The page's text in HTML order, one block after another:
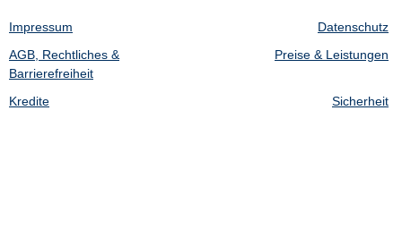
Impressum
Datenschutz
AGB, Rechtliches &
Barrierefreiheit
Preise & Leistungen
Kredite Sicherheit